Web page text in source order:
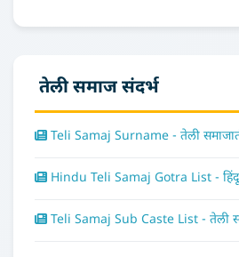
तेली समाज संदर्भ
Teli Samaj Surname - तेली
Hindu Teli Samaj Gotra List - हिंदू
Teli Samaj Sub Caste List - तेली